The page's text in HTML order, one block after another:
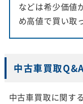
などは希少価値
め高値で買い取
中古車買取
中古車買取に関す